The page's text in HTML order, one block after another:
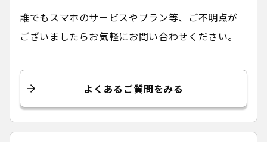
誰でもスマホのサービスやプラン等、ご不明点が
ございましたらお気軽にお問い合わせください。
よくあるご質問をみる